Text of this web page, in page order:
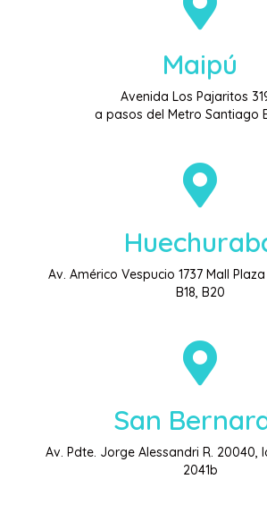
Maipú
Avenida Los Pajaritos
a pasos del Metro Santiago
Av. Américo Vespucio 1737 Mall
B18, B20
San
Av. Pdte. Jorge Alessandri R. 20040,
2041b